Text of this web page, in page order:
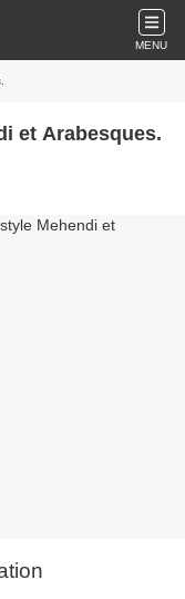
MENU
et Arabesques.